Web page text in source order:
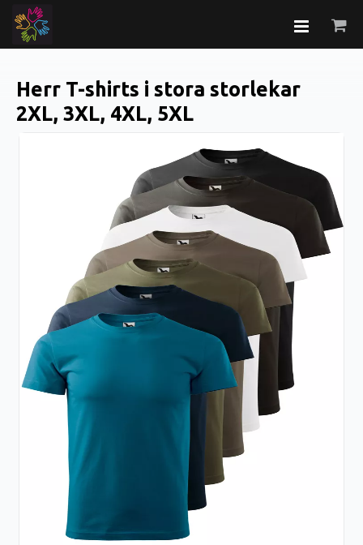
Herr T-shirts i stora storlekar
2XL, 3XL, 4XL, 5XL